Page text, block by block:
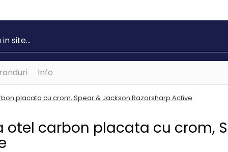
Info
placata cu crom, Spear & Jackson Razorsharp Active
otel carbon placata cu crom,